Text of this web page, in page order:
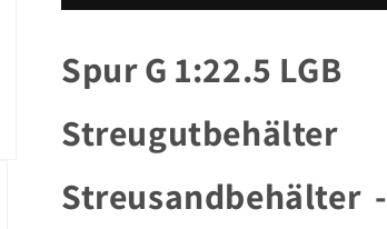
Spur
LGB
Streusandbehälter
-
-
550L
Spur
1:22.5
LGB
Streusandbehälter
-
-
550L
Spur G 1:22.5 LGB
Streugutbehälter
Streusandbehälter -